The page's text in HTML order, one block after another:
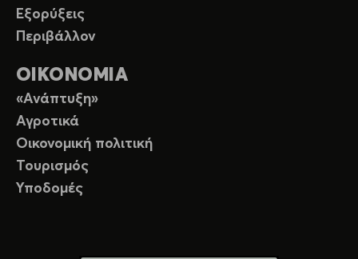
Εξορύξεις
Περιβάλλον
ΟΙΚΟΝΟΜΙΑ
«Ανάπτυξη»
Αγροτικά
Οικονομική πολιτική
Τουρισμός
Υποδομές